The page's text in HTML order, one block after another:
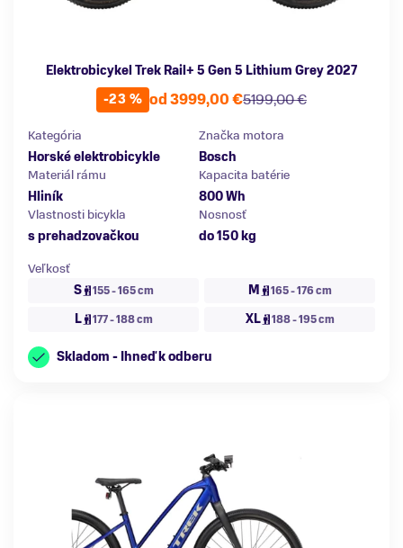
Elektrobicykel Trek Rail+ 5 Gen 5 Lithium Grey 2027
-23 %
5199,00 €
od 3999,00 €
Kategória
Horské elektrobicykle
Značka motora
Bosch
Materiál rámu
Hliník
Kapacita batérie
800 Wh
Vlastnosti bicykla
s prehadzovačkou
Nosnosť
do 150 kg
Veľkosť
S
155 - 165 cm M 165 - 176 cm
L 177 - 188 cm XL 188 - 195 cm
Skladom - Ihneď k odberu